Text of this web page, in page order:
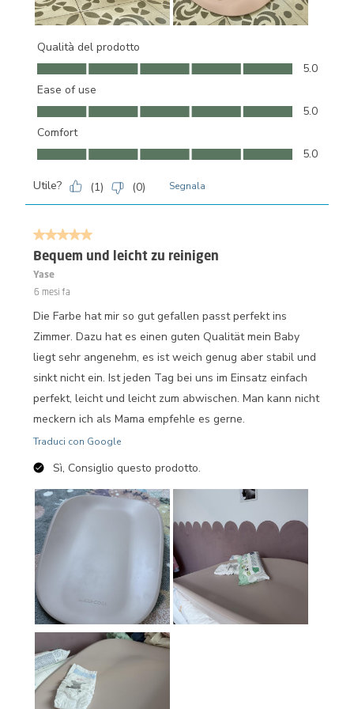
Qualità del prodotto
Qualità del prodotto, 5.0 su 5
5.0
Ease of use
Ease of use, 5.0 su 5
5.0
Comfort
Comfort, 5.0 su 5
5.0
Utile? (1) (0) Segnala
5 su 5 stelle.
Bequem und leicht zu reinigen
Yase
6 mesi fa
Die Farbe hat mir so gut gefallen passt perfekt ins
Zimmer. Dazu hat es einen guten Qualität mein Baby
liegt sehr angenehm, es ist weich genug aber stabil und
sinkt nicht ein. Ist jeden Tag bei uns im Einsatz einfach
perfekt, leicht und leicht zum abwischen. Man kann nicht
meckern ich als Mama empfehle es gerne.
Traduci con Google
Sì, Consiglio questo prodotto.